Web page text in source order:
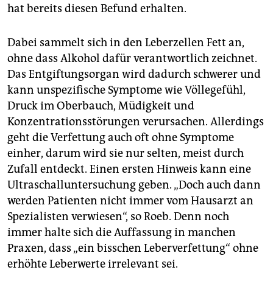
hat bereits diesen Befund erhalten.
Dabei sammelt sich in den Leberzellen Fett an,
ohne dass Alkohol dafür verantwortlich zeichnet.
Das Entgiftungs­organ wird dadurch schwerer und
kann unspezifische Symptome wie Völlegefühl,
Druck im Oberbauch, Müdigkeit und
Konzentrationsstörungen verursachen. Allerdings
geht die Verfettung auch oft ohne Symptome
einher, darum wird sie nur selten, meist durch
Zufall entdeckt. Einen ersten Hinweis kann eine
Ultraschalluntersuchung geben. „Doch auch dann
werden Patienten nicht immer vom Hausarzt an
Spezialisten verwiesen“, so Roeb. Denn noch
immer halte sich die Auffassung in manchen
Praxen, dass „ein bisschen Leberverfettung“ ohne
erhöhte Leberwerte irrelevant sei.